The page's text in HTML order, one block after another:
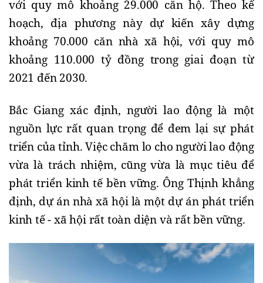
với quy mô khoảng 29.000 căn hộ. Theo kế
hoạch, địa phương này dự kiến xây dựng
khoảng 70.000 căn nhà xã hội, với quy mô
khoảng 110.000 tỷ đồng trong giai đoạn từ
2021 đến 2030.
Bắc Giang xác định, người lao động là một
nguồn lực rất quan trọng để đem lại sự phát
triển của tỉnh. Việc chăm lo cho người lao động
vừa là trách nhiệm, cũng vừa là mục tiêu để
phát triển kinh tế bền vững. Ông Thịnh khẳng
định, dự án nhà xã hội là một dự án phát triển
kinh tế - xã hội rất toàn diện và rất bền vững.